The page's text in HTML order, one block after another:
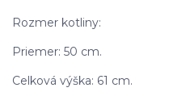
Rozmer kotliny:
Priemer: 50 cm.
Celková výška: 61 cm.